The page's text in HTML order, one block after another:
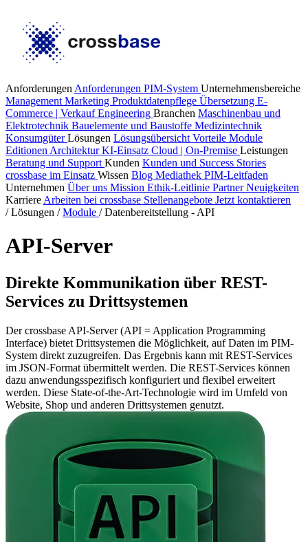
Anforderungen Anforderungen PIM-System Unternehmensbereiche
Management Marketing Produktdatenpflege Übersetzung E-
Commerce | VerkaufEngineering Branchen Maschinenbau und
Elektrotechnik Bauelemente und Baustoffe Medizintechnik
KonsumgüterLösungen Lösungsübersicht Vorteile Module
Editionen ArchitekturKI-Einsatz Cloud | On-Premise Leistungen
Beratung und Support Kunden Kunden und Success Stories
crossbase im Einsatz Wissen Blog Mediathek PIM-Leitfaden
Unternehmen Über uns Mission Ethik-Leitlinie PartnerNeuigkeiten
Karriere Arbeiten bei crossbase Stellenangebote Jetzt kontaktieren
/ Lösungen / Module / Datenbereitstellung - API
API-Server
Direkte Kommunikation über REST-
Services zu Drittsystemen
Der crossbase API-Server (API = Application Programming
Interface) bietet Drittsystemen die Möglichkeit, auf Daten im PIM-
System direkt zuzugreifen. Das Ergebnis kann mit REST-Services
im JSON-Format übermittelt werden. Die REST-Services können
dazu anwendungsspezifisch konfiguriert und flexibel erweitert
werden. Diese State-of-the-Art-Technologie wird im Umfeld von
Website, Shop und anderen Drittsystemen genutzt.